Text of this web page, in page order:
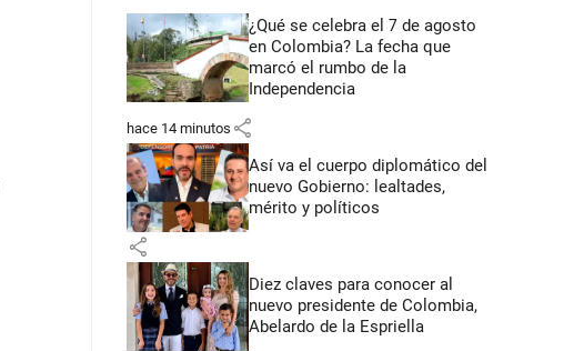
¿Qué se celebra el 7 de agosto
en Colombia? La fecha que
marcó el rumbo de la
Independencia
hace 14 minutos share
Así va el cuerpo diplomático del
nuevo Gobierno: lealtades,
mérito y políticos
share
Diez claves para conocer al
nuevo presidente de Colombia,
Abelardo de la Espriella